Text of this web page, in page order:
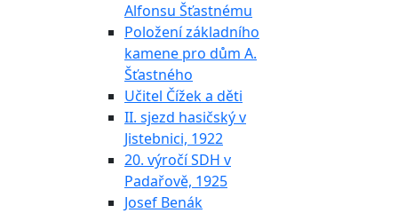
Alfonsu Šťastnému
Položení základního
kamene pro dům A.
Šťastného
Učitel Čížek a děti
II. sjezd hasičský v
Jistebnici, 1922
20. výročí SDH v
Padařově, 1925
Josef Benák